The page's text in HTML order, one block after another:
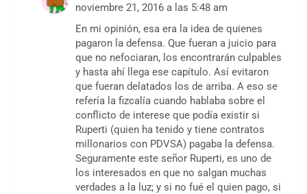
noviembre 21, 2016 a las 5:48 am
En mi opinión, esa era la idea de quienes
pagaron la defensa. Que fueran a juicio para
que no nefociaran, los encontrarán culpables
y hasta ahí llega ese capítulo. Así evitaron
que fueran delatados los de arriba. A eso se
refería la fizcalía cuando hablaba sobre el
conflicto de interese que podía existir si
Ruperti (quien ha tenido y tiene contratos
millonarios con PDVSA) pagaba la defensa.
Seguramente este señor Ruperti, es uno de
los interesados en que no salgan muchas
verdades a la luz; y si no fué el quien pago, si